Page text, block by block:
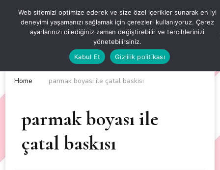
OKUL ÖNCESİ ETKİNLİKLER
EN YENİ VE ÖZGÜN OKUL ÖNCESİ ETKİNLİKLERİ
Home parmak boyası ile çatal baskısı
parmak boyası ile
çatal baskısı
Web sitemizi optimize ederek ve size özel içerikler sunarak en iyi
deneyimi yaşamanızı sağlamak için çerezleri kullanıyoruz. Çerez
ayarlarınızı dilediğiniz zaman değiştirebilir ve tercihlerinizi
yönetebilirsiniz.
Kabul Et
Gizlilik politikası